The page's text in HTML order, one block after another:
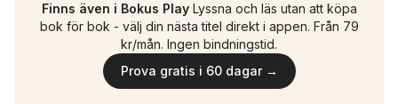
Finns även i Bokus Play Lyssna och läs utan att köpa
bok för bok - välj din nästa titel direkt i appen. Från 79
kr/mån. Ingen bindningstid.
Prova gratis i 60 dagar →